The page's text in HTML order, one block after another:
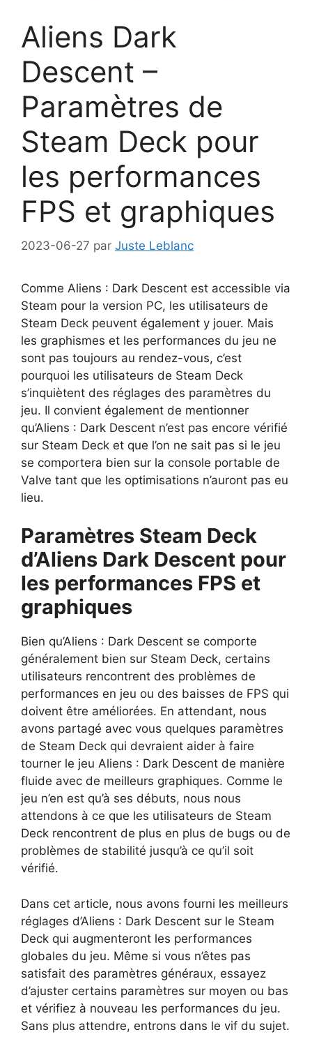
Aliens Dark
Descent –
Paramètres de
Steam Deck pour
les performances
FPS et graphiques
2023-06-27 par Juste Leblanc
Comme Aliens : Dark Descent est accessible via
Steam pour la version PC, les utilisateurs de
Steam Deck peuvent également y jouer. Mais
les graphismes et les performances du jeu ne
sont pas toujours au rendez-vous, c’est
pourquoi les utilisateurs de Steam Deck
s’inquiètent des réglages des paramètres du
jeu. Il convient également de mentionner
qu’Aliens : Dark Descent n’est pas encore vérifié
sur Steam Deck et que l’on ne sait pas si le jeu
se comportera bien sur la console portable de
Valve tant que les optimisations n’auront pas eu
lieu.
Paramètres Steam Deck
d’Aliens Dark Descent pour
les performances FPS et
graphiques
Bien qu’Aliens : Dark Descent se comporte
généralement bien sur Steam Deck, certains
utilisateurs rencontrent des problèmes de
performances en jeu ou des baisses de FPS qui
doivent être améliorées. En attendant, nous
avons partagé avec vous quelques paramètres
de Steam Deck qui devraient aider à faire
tourner le jeu Aliens : Dark Descent de manière
fluide avec de meilleurs graphiques. Comme le
jeu n’en est qu’à ses débuts, nous nous
attendons à ce que les utilisateurs de Steam
Deck rencontrent de plus en plus de bugs ou de
problèmes de stabilité jusqu’à ce qu’il soit
vérifié.
Dans cet article, nous avons fourni les meilleurs
réglages d’Aliens : Dark Descent sur le Steam
Deck qui augmenteront les performances
globales du jeu. Même si vous n’êtes pas
satisfait des paramètres généraux, essayez
d’ajuster certains paramètres sur moyen ou bas
et vérifiez à nouveau les performances du jeu.
Sans plus attendre, entrons dans le vif du sujet.